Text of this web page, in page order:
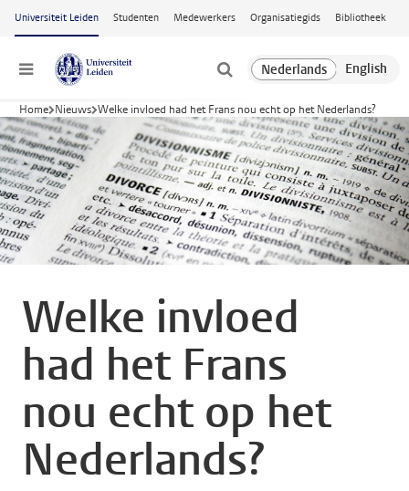
Ga naar hoofdinhoud
Universiteit Leiden Studenten Medewerkers Organisatiegids Bibliotheek
Menu
Home Nieuws Welke invloed had het Frans nou echt op het Nederlands?
Welke invloed
had het Frans
nou echt op het
Nederlands?